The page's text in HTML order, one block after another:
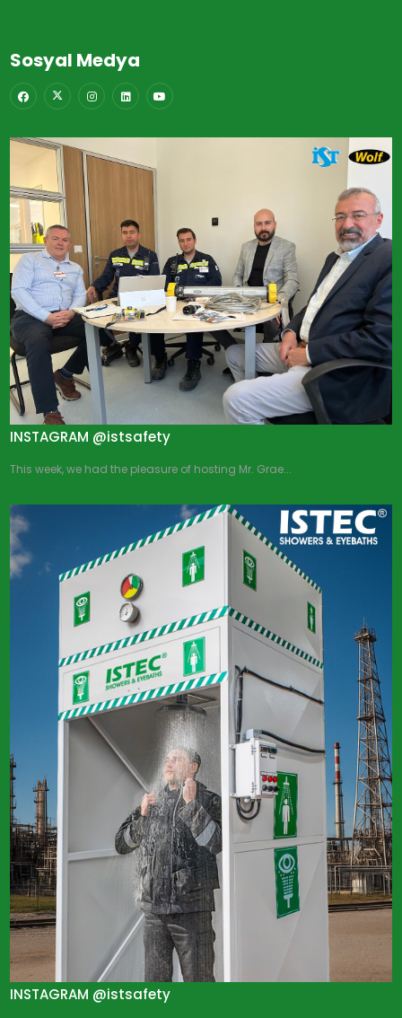
Sosyal Medya
INSTAGRAM @istsafety
This week, we had the pleasure of hosting Mr. Grae...
INSTAGRAM @istsafety